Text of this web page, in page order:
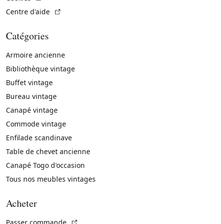
Centre d'aide
Catégories
Armoire ancienne
Bibliothèque vintage
Buffet vintage
Bureau vintage
Canapé vintage
Commode vintage
Enfilade scandinave
Table de chevet ancienne
Canapé Togo d'occasion
Tous nos meubles vintages
Acheter